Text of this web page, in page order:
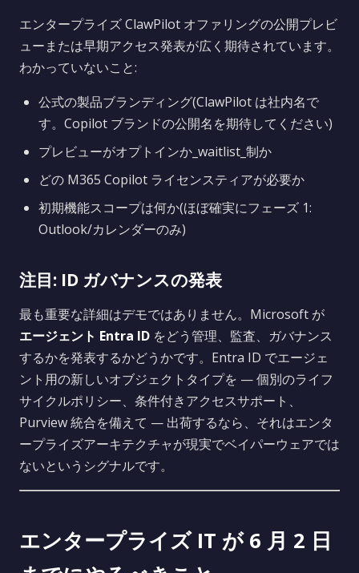
エンタープライズ ClawPilot オファリングの公開プレビ
ューまたは早期アクセス発表が広く期待されています。
わかっていないこと:
公式の製品ブランディング(ClawPilot は社内名で
す。Copilot ブランドの公開名を期待してください)
プレビューがオプトインか_waitlist_制か
どの M365 Copilot ライセンスティアが必要か
初期機能スコープは何か(ほぼ確実にフェーズ 1:
Outlook/カレンダーのみ)
注目: ID ガバナンスの発表
最も重要な詳細はデモではありません。Microsoft が
エージェント Entra ID をどう管理、監査、ガバナンス
するかを発表するかどうかです。Entra ID でエージェ
ント用の新しいオブジェクトタイプを — 個別のライフ
サイクルポリシー、条件付きアクセスサポート、
Purview 統合を備えて — 出荷するなら、それはエンタ
ープライズアーキテクチャが現実でベイパーウェアでは
ないというシグナルです。
エンタープライズ IT が 6 月 2 日